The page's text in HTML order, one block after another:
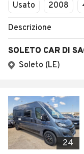
Usato 2008
Descrizione
SOLETO CAR DI
Soleto (LE)
24